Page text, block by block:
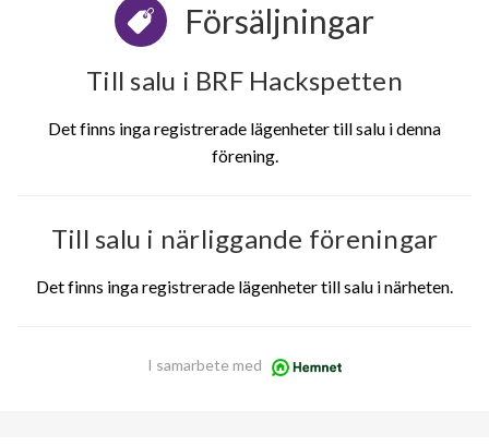
Försäljningar
Till salu i BRF Hackspetten
Det finns inga registrerade lägenheter till salu i denna
förening.
Till salu i närliggande föreningar
Det finns inga registrerade lägenheter till salu i närheten.
I samarbete med